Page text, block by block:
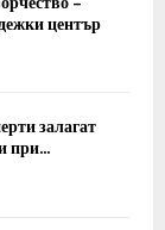
център
залагат
при...